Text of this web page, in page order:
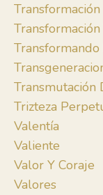
Transformando
Transmutación
Trizteza
Valentía
Valiente
Valor Y Coraje
Valores